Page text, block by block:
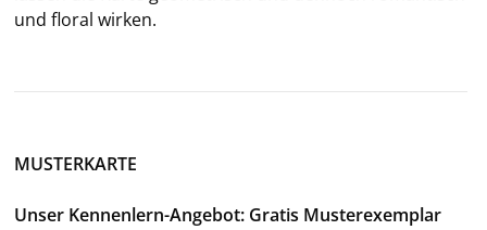
und flo­ral wir­ken.
MUSTERKARTE
Unser Kennenlern-Angebot: Gratis Musterexemplar